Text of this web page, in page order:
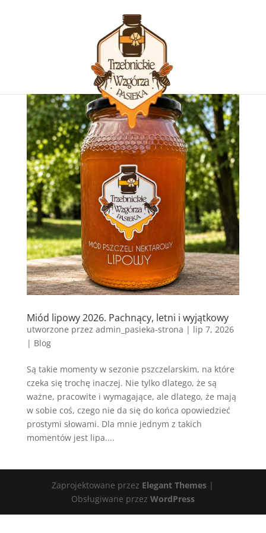
Miód lipowy 2026. Pachnący, letni i wyjątkowy
utworzone przez admin_pasieka-strona | lip 7, 2026
| Blog
Są takie momenty w sezonie pszczelarskim, na które
czeka się trochę inaczej. Nie tylko dlatego, że są
ważne, pracowite i wymagające, ale dlatego, że mają
w sobie coś, czego nie da się do końca opowiedzieć
prostymi słowami. Dla mnie jednym z takich
momentów jest lipa....
Zaprojektowane przez Elegant Themes |
Obsługiwane przez WordPress